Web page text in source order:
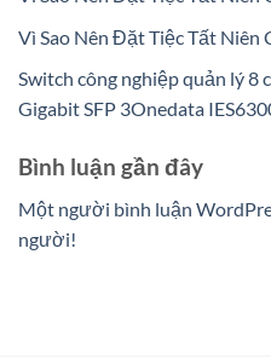
Vì Sao Nên Đặt Tiệc Tất Niên
Switch công nghiệp quản lý 8
Gigabit SFP 3Onedata
Bình luận gần đây
Một người bình luận
người!